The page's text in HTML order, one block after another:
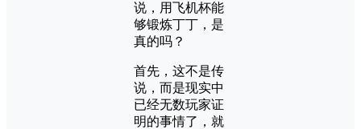
说，用飞机杯能
够锻炼丁丁，是
真的吗？
首先，这不是传
说，而是现实中
已经无数玩家证
明的事情了，就